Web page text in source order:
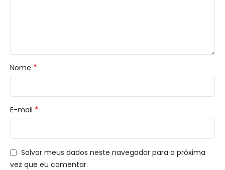
Nome *
E-mail *
Salvar meus dados neste navegador para a próxima
vez que eu comentar.